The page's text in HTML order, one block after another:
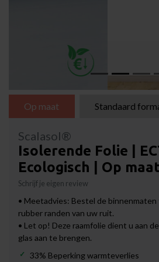
Op maat Standaard
Scalasol®
Isolerende Folie |
Ecologisch | Op maat
Schrijf je eigen review
• Meetadvies: Bestel de
rubber randen van uw ruit.
• Let op! Deze raamfolie dient u aan
glas aan te brengen.
33% Beperking warmteverlies